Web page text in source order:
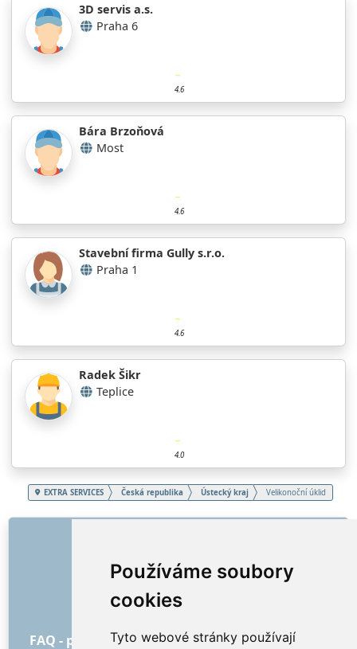
Používáme soubory
cookies
Tyto webové stránky používají
3D servis a.s.
Praha 6
4.6
Bára Brzoňová
Most
4.6
Stavební firma Gully s.r.o.
Praha 1
4.6
Radek Šikr
Teplice
4.0
EXTRA SERVICES Česká republika Ústecký kraj Velikonoční úklid
O nás
Jak to všechno začalo
Ceník
FAQ - pro objednatele FAQ - pro poskytovatele